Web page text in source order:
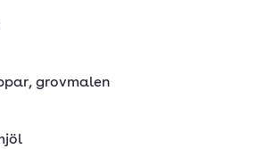
, grovmalen